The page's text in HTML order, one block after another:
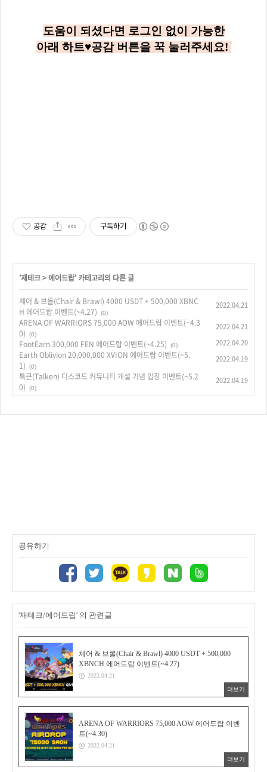
도움이 되셨다면 로그인 없이 가능한
아래 하트♥공감 버튼을 꾹 눌러주세요!
공감 구독하기
'재테크>에어드랍' 카테고리의 다른 글
체어 & 브롤(Chair & Brawl) 4000 USDT + 500,000 XBNC
H 에어드랍 이벤트(~4.27)
(0)
2022.04.21
ARENA OF WARRIORS 75,000 AOW 에어드랍 이벤트(~4.3
0)
(0)
2022.04.21
FootEarn 300,000 FEN 에어드랍 이벤트(~4.25) (0) 2022.04.20
Earth Oblivion 20,000,000 XVION 에어드랍 이벤트(~5.
1)
(0)
2022.04.19
톡큰(Talken) 디스코드 커뮤니티 개설 기념 입장 이벤트(~5.2
0)
(0)
2022.04.19
공유하기
'재테크/에어드랍' 의 관련글
체어 & 브롤(Chair & Brawl) 4000 USDT + 500,000
XBNCH 에어드랍 이벤트(~4.27)
2022.04.21
더보기
ARENA OF WARRIORS 75,000 AOW 에어드랍 이벤
트(~4.30)
2022.04.21
더보기